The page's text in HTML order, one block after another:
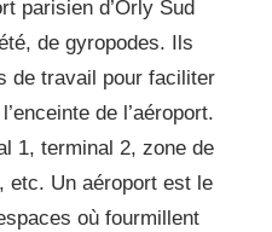
parisien d’Orly Sud
de gyropodes. Ils
de travail pour faciliter
de l’aéroport.
1, terminal 2, zone de
etc. Un aéroport est le
où fourmillent